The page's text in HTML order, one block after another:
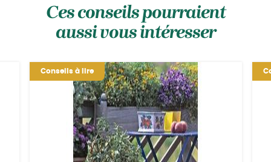
Ces conseils pourraient
aussi vous intéresser
Conseils à lire